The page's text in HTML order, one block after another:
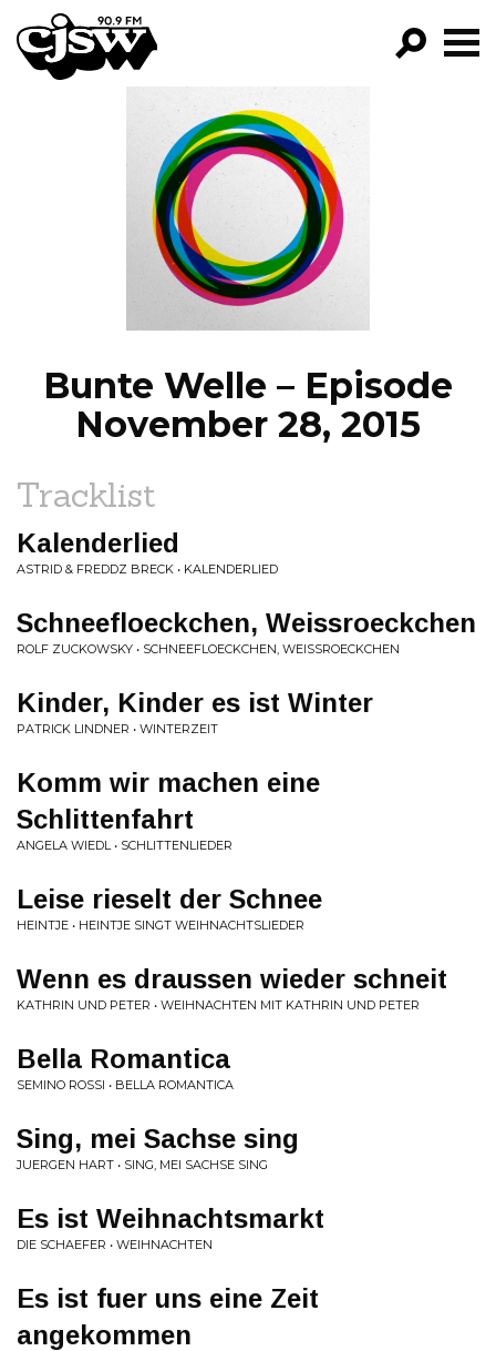
CJSW
FILTER BY:
PROGRAMS
EPISODES
NEWS
Bunte Welle – Episode
November 28, 2015
Tracklist
Kalenderlied
ASTRID & FREDDZ BRECK • KALENDERLIED
Schneefloeckchen, Weissroeckchen
ROLF ZUCKOWSKY • SCHNEEFLOECKCHEN, WEISSROECKCHEN
Kinder, Kinder es ist Winter
PATRICK LINDNER • WINTERZEIT
Komm wir machen eine
Schlittenfahrt
ANGELA WIEDL • SCHLITTENLIEDER
Leise rieselt der Schnee
HEINTJE • HEINTJE SINGT WEIHNACHTSLIEDER
Wenn es draussen wieder schneit
KATHRIN UND PETER • WEIHNACHTEN MIT KATHRIN UND PETER
Bella Romantica
SEMINO ROSSI • BELLA ROMANTICA
Sing, mei Sachse sing
JUERGEN HART • SING, MEI SACHSE SING
Es ist Weihnachtsmarkt
DIE SCHAEFER • WEIHNACHTEN
Es ist fuer uns eine Zeit
angekommen